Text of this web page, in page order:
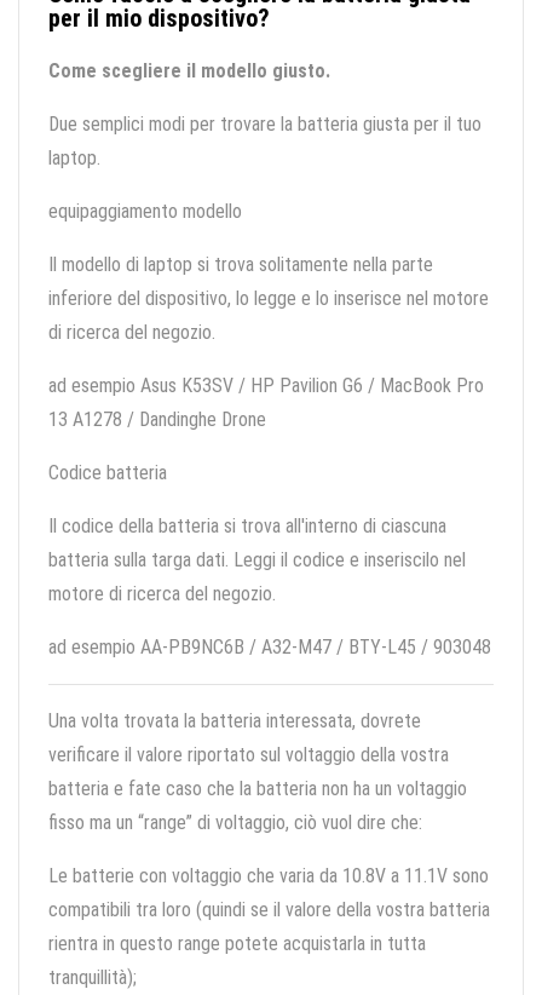
per il mio dispositivo?
Come scegliere il modello giusto.
Due semplici modi per trovare la batteria giusta per il tuo
laptop.
equipaggiamento modello
Il modello di laptop si trova solitamente nella parte
inferiore del dispositivo, lo legge e lo inserisce nel motore
di ricerca del negozio.
ad esempio Asus K53SV / HP Pavilion G6 / MacBook Pro
13 A1278 / Dandinghe Drone
Codice batteria
Il codice della batteria si trova all'interno di ciascuna
batteria sulla targa dati. Leggi il codice e inseriscilo nel
motore di ricerca del negozio.
ad esempio AA-PB9NC6B / A32-M47 / BTY-L45 / 903048
Una volta trovata la batteria interessata, dovrete
verificare il valore riportato sul voltaggio della vostra
batteria e fate caso che la batteria non ha un voltaggio
fisso ma un “range” di voltaggio, ciò vuol dire che:
Le batterie con voltaggio che varia da 10.8V a 11.1V sono
compatibili tra loro (quindi se il valore della vostra batteria
rientra in questo range potete acquistarla in tutta
tranquillità);